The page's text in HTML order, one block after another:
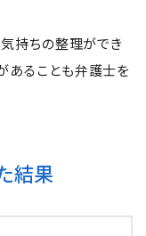
気持ちの整理ができ
あることも弁護士を
結果